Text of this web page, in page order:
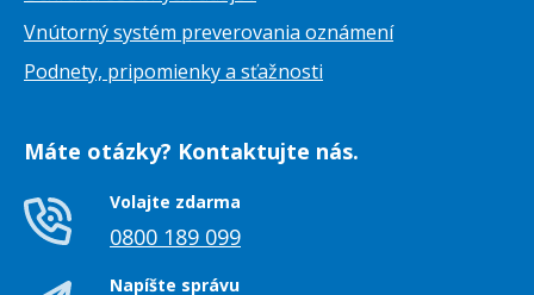
Vnútorný systém preverovania oznámení
Podnety, pripomienky a sťažnosti
Máte otázky? Kontaktujte nás.
Volajte zdarma
0800 189 099
Napíšte správu